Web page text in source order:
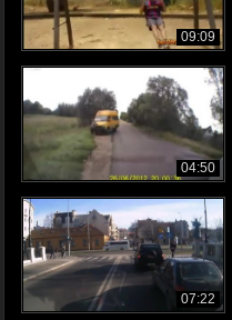
09:09
04:50
07:22